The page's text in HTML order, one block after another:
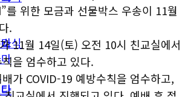
식
위한 모금과 선물박스 우송이 11월
.
11월 14일(토) 오전 10시 친교실에서
을 엄수하고 있다.
가 COVID-19 예방수칙을 엄수하고,